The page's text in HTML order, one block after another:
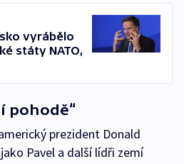
vyrábělo
státy NATO,
pohodě“
prezident Donald
Pavel a další lídři zemí